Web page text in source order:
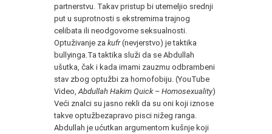
partnerstvu. Takav pristup bi utemeljio srednji
put u suprotnosti s ekstremima trajnog
celibata ili neodgovorne seksualnosti.
Optuživanje za kufr(nevjerstvo) je taktika
bullyinga.Ta taktika služi da se Abdullah
ušutka, čak i kada imami zauzmu odbrambeni
stav zbog optužbi za homofobiju. (YouTube
Video, Abdullah Hakim Quick – Homosexuality)
Veći znalci su jasno rekli da su oni koji iznose
takve optužbezapravo pisci nižeg ranga.
Abdullah je ućutkan argumentom kušnje koji